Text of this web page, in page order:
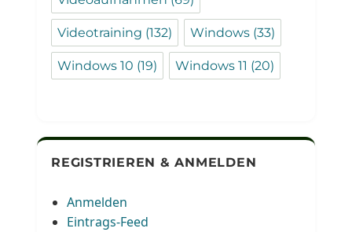
Videotraining (132) Windows (33)
Windows 10 (19) Windows 11 (20)
REGISTRIEREN & ANMELDEN
Anmelden
Eintrags-Feed